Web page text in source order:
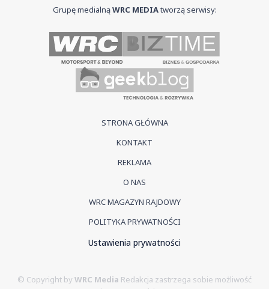
Grupę medialnąWRC MEDIAtworzą serwisy:
STRONA GŁÓWNA
KONTAKT
REKLAMA
O NAS
WRC MAGAZYN RAJDOWY
POLITYKA PRYWATNOŚCI
Ustawienia prywatności
© Copyright by WRC Media Redakcja zastrzega sobie możliwość